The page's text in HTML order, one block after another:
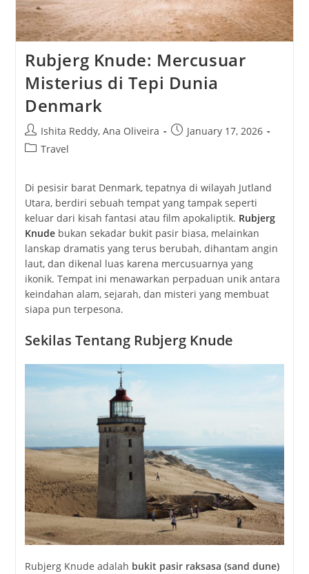
Rubjerg Knude: Mercusuar
Misterius di Tepi Dunia
Denmark
Post
author:
Ishita Reddy, Ana Oliveira
PostJanuary 17, 2026
PostTravel
Di pesisir barat Denmark, tepatnya di wilayah Jutland
Utara, berdiri sebuah tempat yang tampak seperti
keluar dari kisah fantasi atau film apokaliptik. Rubjerg
Knudebukan sekadar bukit pasir biasa, melainkan
lanskap dramatis yang terus berubah, dihantam angin
laut, dan dikenal luas karena mercusuarnya yang
ikonik. Tempat ini menawarkan perpaduan unik antara
keindahan alam, sejarah, dan misteri yang membuat
siapa pun terpesona.
Sekilas Tentang Rubjerg Knude
Rubjerg Knude adalah bukit pasir raksasa (sand dune)